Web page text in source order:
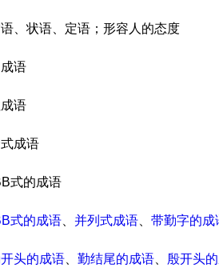
、状语、定语；形容人的态度
语
语
成语
式的成语
式的成语 并列式成语 带勤字的成
头的成语 勤结尾的成语 殷开头